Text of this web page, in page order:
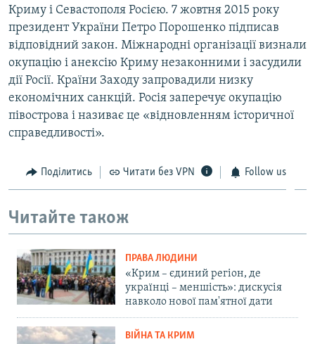
Криму і Севастополя Росією. 7 жовтня 2015 року
президент України Петро Порошенко підписав
відповідний закон. Міжнародні організації визнали
окупацію і анексію Криму незаконними і засудили
дії Росії. Країни Заходу запровадили низку
економічних санкцій. Росія заперечує окупацію
півострова і називає це «відновленням історичної
справедливості».
Поділитись Читати без VPN Follow us
Читайте також
ПРАВА ЛЮДИНИ
«Крим – єдиний регіон, де
українці – меншість»: дискусія
навколо нової пам'ятної дати
ВІЙНА ТА КРИМ